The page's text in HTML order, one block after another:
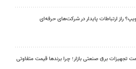
راز ارتباطات پایدار در شرکت‌های حرفه‌ای
تجهیزات برق صنعتی بازار؛ چرا برندها قیمت متفاوتی